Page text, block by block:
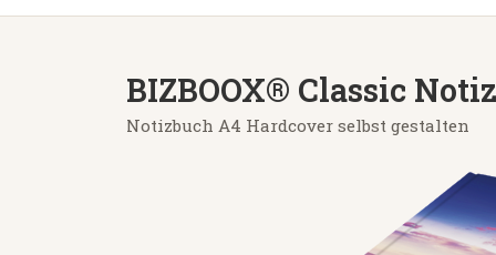
BIZBOOX® Classic
Notizbuch A4 Hardcover selbst gestalten